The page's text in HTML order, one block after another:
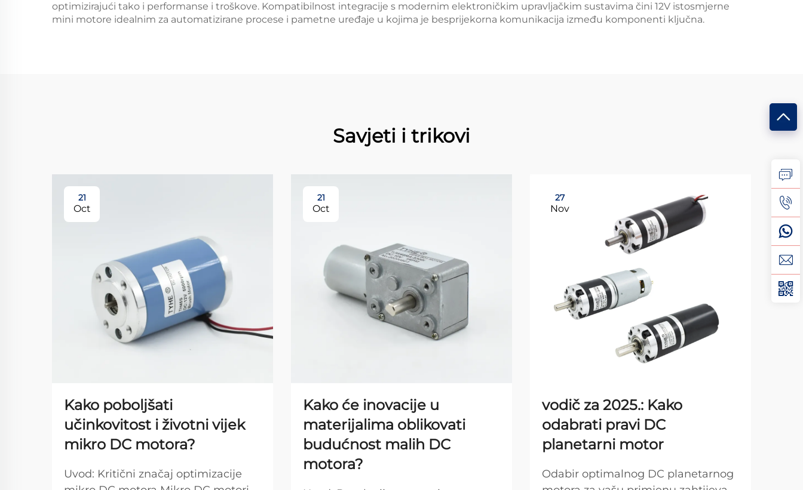
optimizirajući tako i performanse i troškove. Kompatibilnost integracije s modernim elektroničkim upravljačkim sustavima čini 12V istosmjerne
mini motore idealnim za automatizirane procese i pametne uređaje u kojima je besprijekorna komunikacija između komponenti ključna.
Savjeti i trikovi
21
Oct
Kako poboljšati
učinkovitost i životni vijek
mikro DC motora?
Uvod: Kritični značaj optimizacije
21
Oct
Kako će inovacije u
materijalima oblikovati
budućnost malih DC
motora?
27
Nov
vodič za 2025.: Kako
odabrati pravi DC
planetarni motor
Odabir optimalnog DC planetarnog